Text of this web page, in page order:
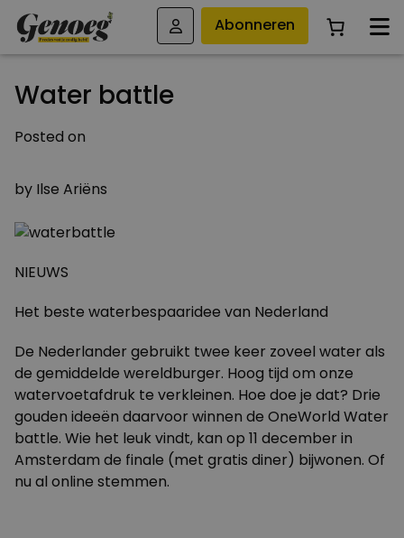
Abonneren
Water battle
Posted on
by Ilse Ariëns
NIEUWS
Het beste waterbespaaridee van Nederland
De Nederlander gebruikt twee keer zoveel water als
de gemiddelde wereldburger. Hoog tijd om onze
watervoetafdruk te verkleinen. Hoe doe je dat? Drie
gouden ideeën daarvoor winnen de OneWorld Water
battle. Wie het leuk vindt, kan op 11 december in
Amsterdam de finale (met gratis diner) bijwonen. Of
nu al online stemmen.